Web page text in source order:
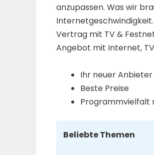
anzupassen. Was wir
Internetgeschwindigkeit.
Vertrag mit TV &
Angebot mit Internet,
Ihr neuer
Beste Preise
Programmvielfalt
Beliebte Themen